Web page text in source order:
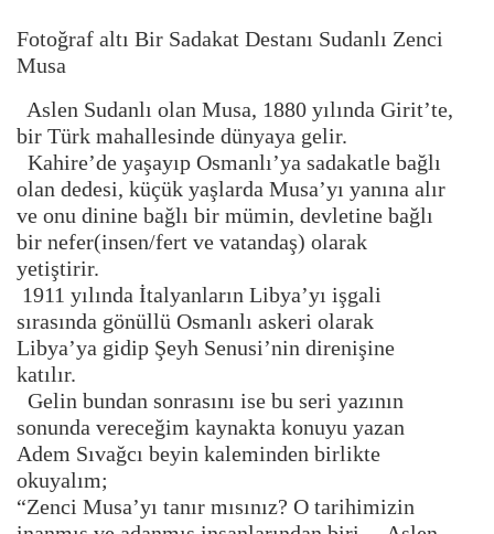
Fotoğraf altı Bir Sadakat Destanı Sudanlı Zenci
Musa
Aslen Sudanlı olan Musa, 1880 yılında Girit’te,
bir Türk mahallesinde dünyaya gelir.
Kahire’de yaşayıp Osmanlı’ya sadakatle bağlı
olan dedesi, küçük yaşlarda Musa’yı yanına alır
ve onu dinine bağlı bir mümin, devletine bağlı
bir nefer(insen/fert ve vatandaş) olarak
yetiştirir.
1911 yılında İtalyanların Libya’yı işgali
sırasında gönüllü Osmanlı askeri olarak
Libya’ya gidip Şeyh Senusi’nin direnişine
katılır.
Gelin bundan sonrasını ise bu seri yazının
sonunda vereceğim kaynakta konuyu yazan
Adem Sıvağcı beyin kaleminden birlikte
okuyalım;
“Zenci Musa’yı tanır mısınız? O tarihimizin